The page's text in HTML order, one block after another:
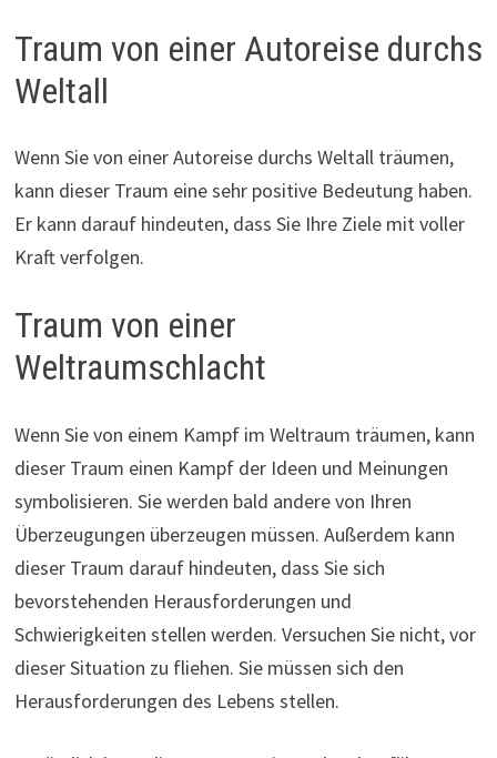
Traum von einer Autoreise durchs
Weltall
Wenn Sie von einer Autoreise durchs Weltall träumen,
kann dieser Traum eine sehr positive Bedeutung haben.
Er kann darauf hindeuten, dass Sie Ihre Ziele mit voller
Kraft verfolgen.
Traum von einer
Weltraumschlacht
Wenn Sie von einem Kampf im Weltraum träumen, kann
dieser Traum einen Kampf der Ideen und Meinungen
symbolisieren. Sie werden bald andere von Ihren
Überzeugungen überzeugen müssen. Außerdem kann
dieser Traum darauf hindeuten, dass Sie sich
bevorstehenden Herausforderungen und
Schwierigkeiten stellen werden. Versuchen Sie nicht, vor
dieser Situation zu fliehen. Sie müssen sich den
Herausforderungen des Lebens stellen.